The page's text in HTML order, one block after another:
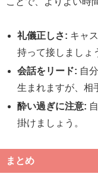
礼儀正しさ: キャ
持って接しましょ
会話をリード: 自
生まれますが、相
酔い過ぎに注意:
掛けましょう。
まとめ